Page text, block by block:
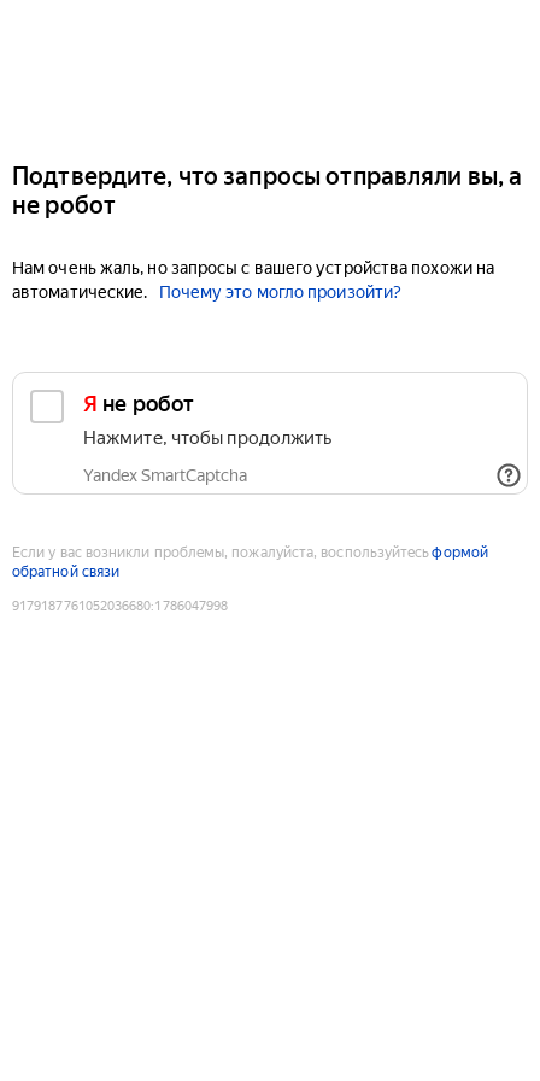
Подтвердите, что запросы отправляли вы, а
не робот
Нам очень жаль, но запросы с вашего устройства похожи на
автоматические.
Почему это могло произойти?
Я не робот
Нажмите, чтобы продолжить
Yandex SmartCaptcha
Если у вас возникли проблемы, пожалуйста, воспользуйтесьформой
обратной связи
9179187761052036680:1786047998